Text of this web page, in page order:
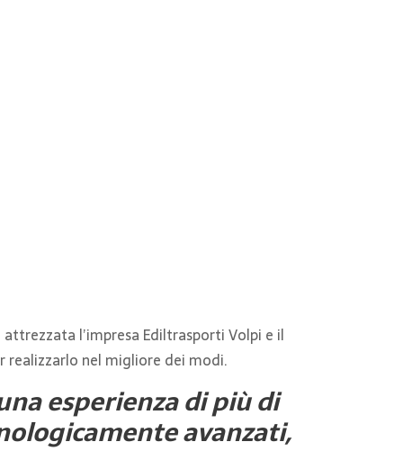
l’impresa Ediltrasporti Volpi e il
realizzarlo nel migliore dei modi.
esperienza di più di
avanzati,